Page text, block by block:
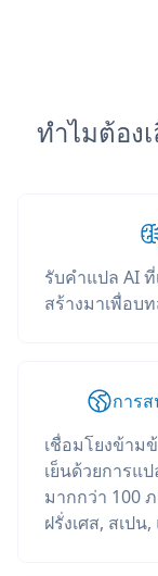
ทำไมต้อง
รับคำแปล AI
สร้างมาเพื่อบ
การ
เชื่อมโยงข้าม
เย็นด้วยการแ
มากกว่า 100
ฝรั่งเศส, สเป